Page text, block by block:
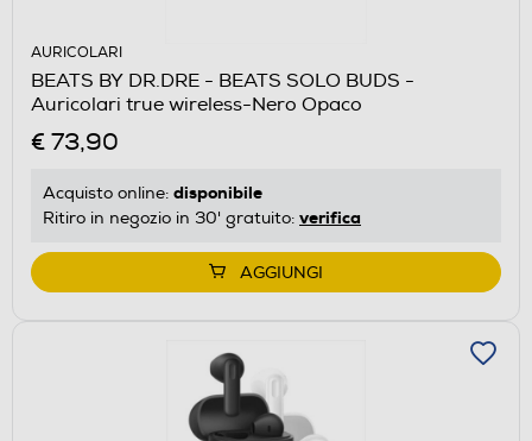
AURICOLARI
BEATS BY DR.DRE - BEATS SOLO BUDS -
Auricolari true wireless-Nero Opaco
€ 73,90
Acquisto online: disponibile
Ritiro in negozio in 30' gratuito: verifica
AGGIUNGI